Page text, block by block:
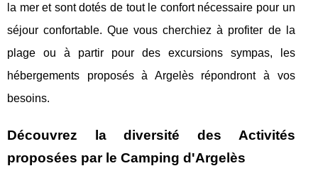
la mer et sont dotés de tout le confort nécessaire pour un
séjour confortable. Que vous cherchiez à profiter de la
plage ou à partir pour des excursions sympas, les
hébergements proposés à Argelès répondront à vos
besoins.
Découvrez la diversité des Activités
proposées par le Camping d'Argelès